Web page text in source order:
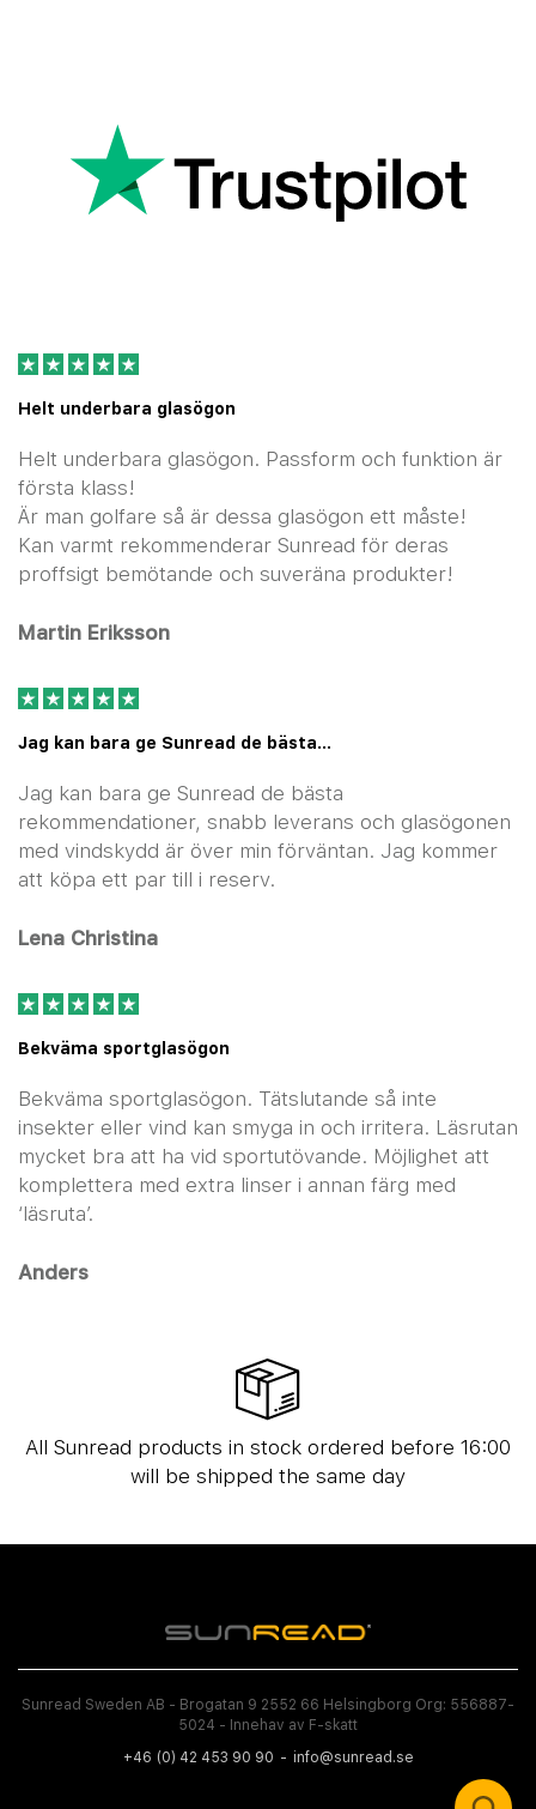
Helt underbara glasögon
Helt underbara glasögon. Passform och funktion är
första klass!
Är man golfare så är dessa glasögon ett måste!
Kan varmt rekommenderar Sunread för deras
proffsigt bemötande och suveräna produkter!
Martin Eriksson
Jag kan bara ge Sunread de bästa…
Jag kan bara ge Sunread de bästa
rekommendationer, snabb leverans och glasögonen
med vindskydd är över min förväntan. Jag kommer
att köpa ett par till i reserv.
Lena Christina
Bekväma sportglasögon
Bekväma sportglasögon. Tätslutande så inte
insekter eller vind kan smyga in och irritera. Läsrutan
mycket bra att ha vid sportutövande. Möjlighet att
komplettera med extra linser i annan färg med
‘läsruta’.
Anders
All Sunread products in stock ordered before 16:00
will be shipped the same day
Sunread Sweden AB - Brogatan 9 2552 66 Helsingborg Org: 556887-
5024 - Innehav av F-skatt
+46 (0) 42 453 90 90
info@sunread.se